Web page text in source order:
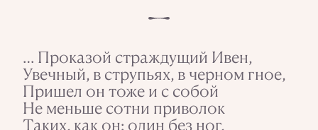
… Проказой страждущий Ивен,
Увечный, в струпьях, в черном гное,
Пришел он тоже и с собой
Не меньше сотни приволок
Таких, как он: один без ног,